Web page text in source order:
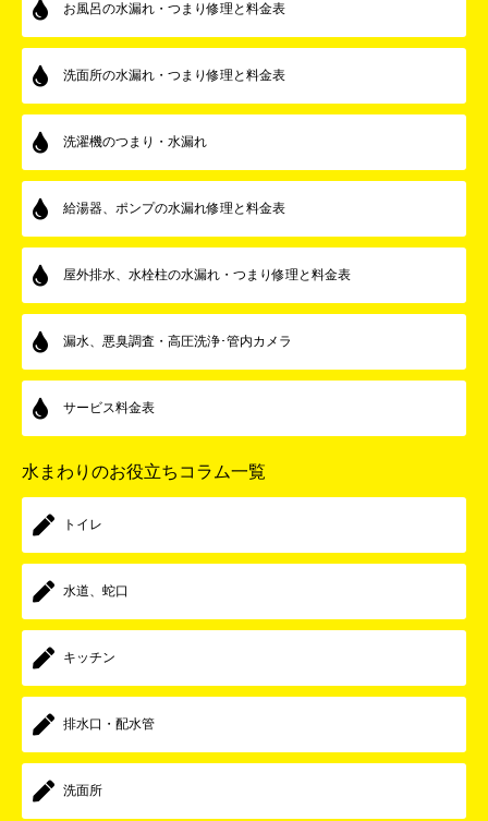
お風呂の水漏れ・つまり修理と料金表
洗面所の水漏れ・つまり修理と料金表
洗濯機のつまり・水漏れ
給湯器、ポンプの水漏れ修理と料金表
屋外排水、水栓柱の水漏れ・つまり修理と料金表
漏水、悪臭調査・高圧洗浄･管内カメラ
サービス料金表
水まわりのお役立ちコラム一覧
トイレ
水道、蛇口
キッチン
排水口・配水管
洗面所